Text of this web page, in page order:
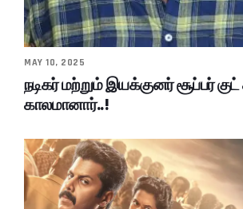
MAY 10, 2025
நடிகர் மற்றும் இயக்குனர் சூப்பர் குட்
காலமானார்..!